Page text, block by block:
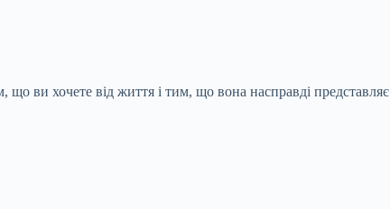
ви хочете від життя і тим, що вона насправді представляє